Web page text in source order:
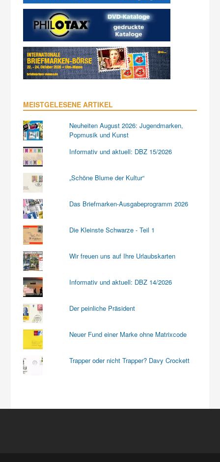
MEISTGELESENE ARTIKEL
Neuheiten August 2026: Jugendmarken,
Popmusik und Kunst
Informativ und aktuell: DBZ 15/2026
„Schöne Blume der Kultur“
Das Briefmarken-Ausgabeprogramm 2026
Die Kleinste Schwarze - Teil 1
Wir freuen uns auf Ihre Urlaubskarten
Informativ und aktuell: DBZ 14/2026
Der peinliche Präsident
Neuer Fund einer Marke ohne Matrixcode
Trapper oder nicht Trapper? Davy Crockett